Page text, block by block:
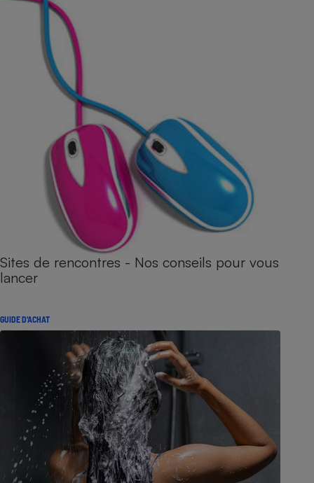
Sites de rencontres - Nos conseils pour vous
lancer
GUIDE D'ACHAT